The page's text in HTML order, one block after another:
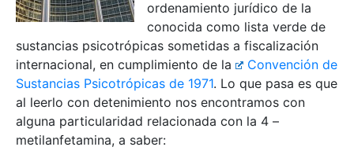
ordenamiento jurídico de la
conocida como lista verde de
sustancias psicotrópicas sometidas a fiscalización
internacional, en cumplimiento de la
Convención de
Sustancias Psicotrópicas de 1971. Lo que pasa es que
al leerlo con detenimiento nos encontramos con
alguna particularidad relacionada con la 4 –
metilanfetamina, a saber: